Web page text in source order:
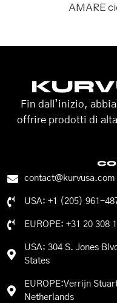
AMARE
Fin dall’inizio,
offrire prodotti di
contact@kurvusa.com
USA: +1 (205) 961-
EUROPE: +31 20 308
USA: 304 S. Jones
States
EUROPE:Verrijn
Netherlands